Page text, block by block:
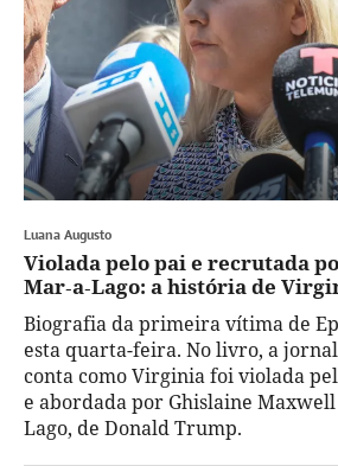
Luana Augusto
Violada pelo pai e recrutada
Mar‑a‑Lago: a história de
Biografia da primeira vítima de
esta quarta-feira. No livro, a
conta como Virginia foi violada
e abordada por Ghislaine
Lago, de Donald Trump.